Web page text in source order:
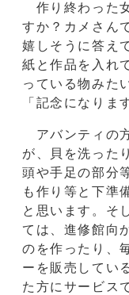
作り終わった
すか？カメさん
嬉しそうに答え
紙と作品を入れ
っている物みた
「記念になりま
アバンティの
が、貝を洗った
頭や手足の部分
も作り等と下準
と思います。そ
ては、進修館向
のを作ったり、
ーを販売してい
た方にサービス